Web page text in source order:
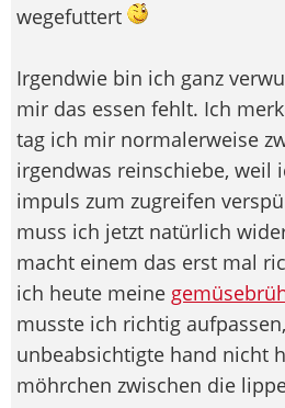
wegefuttert
Irgendwie bin ich ganz
mir das essen fehlt. Ich
tag ich mir normalerweise
irgendwas reinschiebe, weil
impuls zum zugreifen
muss ich jetzt natürlich
macht einem das erst mal
ich heute meine
musste ich richtig
unbeabsichtigte hand nicht
möhrchen zwischen die